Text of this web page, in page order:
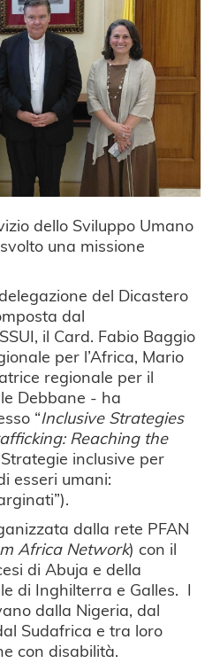
dello Sviluppo Umano
una missione
del Dicastero
dal
il Card. Fabio Baggio
per l’Africa, Mario
regionale per il
Debbane - ha
“Inclusive Strategies
Reaching the
inclusive per
esseri umani:
dalla rete PFAN
Africa Network) con il
di Abuja e della
di Inghilterra e Galles. I
dalla Nigeria, dal
Sudafrica e tra loro
con disabilità.